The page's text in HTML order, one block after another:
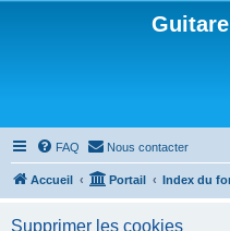
FAQ Nous contacter
Accueil Portail Index du
Supprimer les cookies